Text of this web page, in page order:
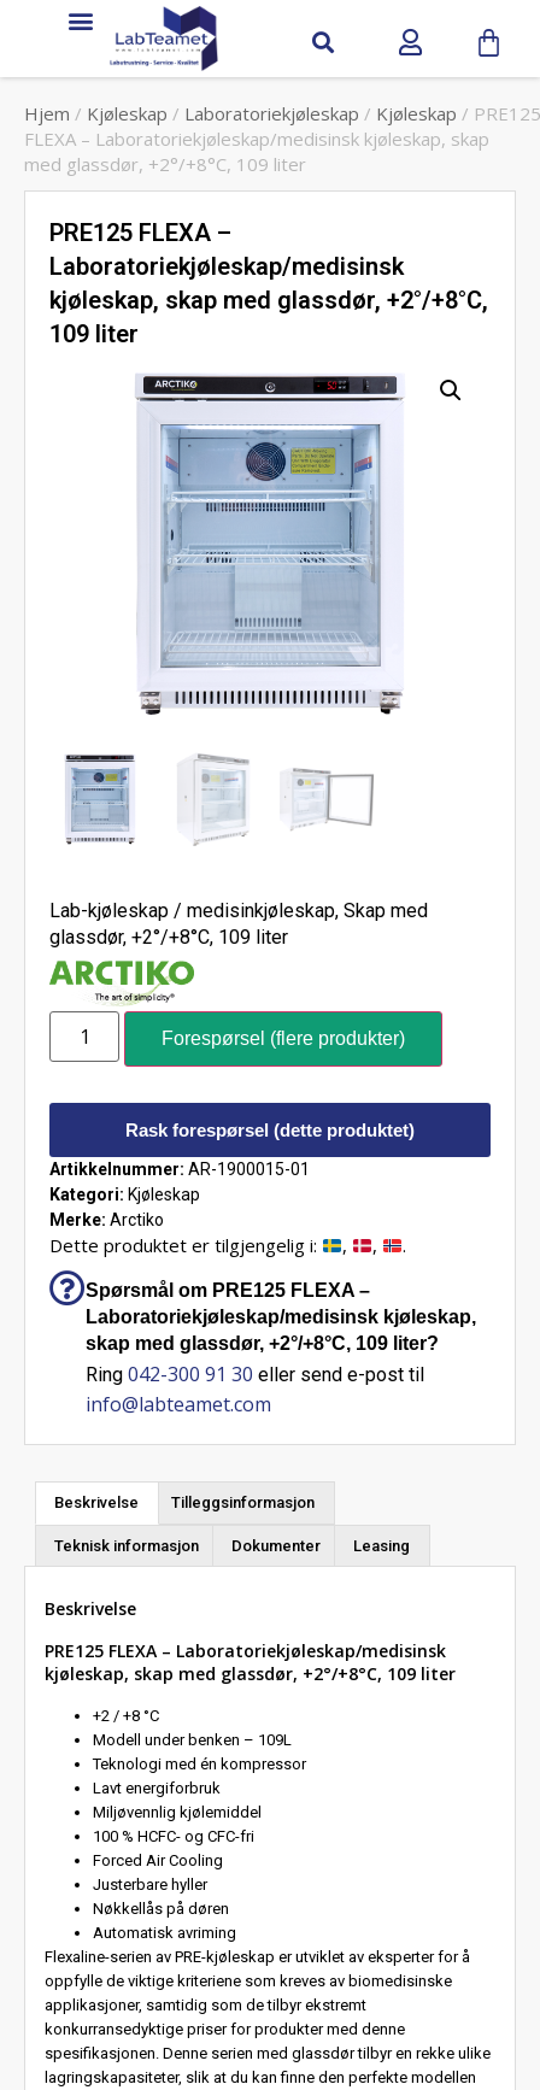
Hjem / Kjøleskap / Laboratoriekjøleskap / Kjøleskap / PRE125
FLEXA – Laboratoriekjøleskap/medisinsk kjøleskap, skap
med glassdør, +2°/+8°C, 109 liter
PRE125 FLEXA –
Laboratoriekjøleskap/medisinsk
kjøleskap, skap med glassdør, +2°/+8°C,
109 liter
Lab-kjøleskap / medisinkjøleskap, Skap med
glassdør, +2°/+8°C, 109 liter
Forespørsel (flere produkter)
Rask forespørsel (dette produktet)
Artikkelnummer: AR-1900015-01
Kategori: Kjøleskap
Merke: Arctiko
Dette produktet er tilgjengelig i: , , .
Spørsmål om PRE125 FLEXA –
Laboratoriekjøleskap/medisinsk kjøleskap,
skap med glassdør, +2°/+8°C, 109 liter?
Ring 042-300 91 30 eller send e-post til
info@labteamet.com
Beskrivelse Tilleggsinformasjon
Teknisk informasjon Dokumenter Leasing
Beskrivelse
PRE125 FLEXA – Laboratoriekjøleskap/medisinsk
kjøleskap, skap med glassdør, +2°/+8°C, 109 liter
+2 / +8 °C
Modell under benken – 109L
Teknologi med én kompressor
Lavt energiforbruk
Miljøvennlig kjølemiddel
100 % HCFC- og CFC-fri
Forced Air Cooling
Justerbare hyller
Nøkkellås på døren
Automatisk avriming
Flexaline-serien av PRE-kjøleskap er utviklet av eksperter for å
oppfylle de viktige kriteriene som kreves av biomedisinske
applikasjoner, samtidig som de tilbyr ekstremt
konkurransedyktige priser for produkter med denne
spesifikasjonen. Denne serien med glassdør tilbyr en rekke ulike
lagringskapasiteter, slik at du kan finne den perfekte modellen